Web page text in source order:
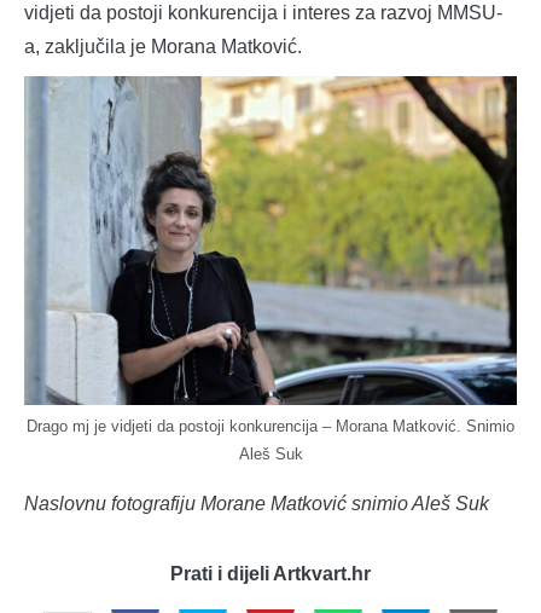
vidjeti da postoji konkurencija i interes za razvoj MMSU-
a, zaključila je Morana Matković.
Drago mj je vidjeti da postoji konkurencija – Morana Matković. Snimio
Aleš Suk
Naslovnu fotografiju Morane Matković snimio Aleš Suk
Prati i dijeli Artkvart.hr